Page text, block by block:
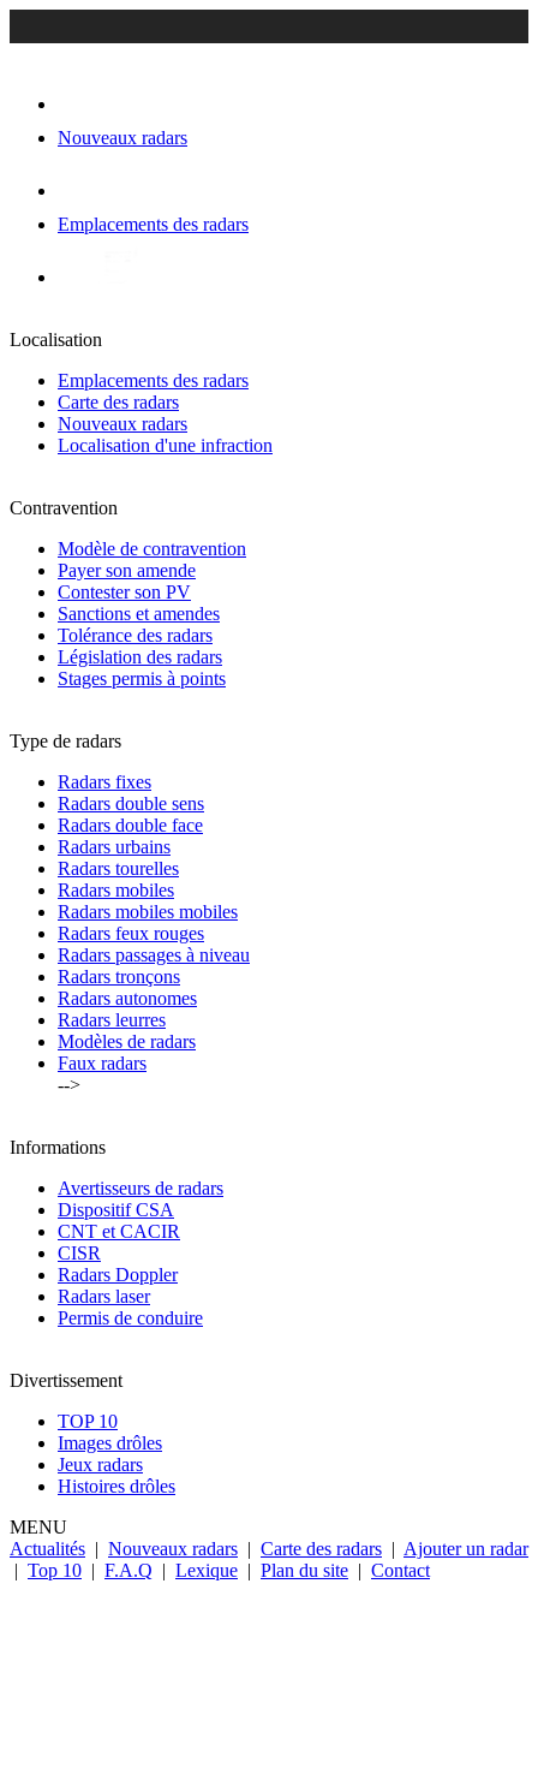
Nouveaux radars
Emplacements des radars
Localisation
Emplacements des radars
Carte des radars
Nouveaux radars
Localisation d'une infraction
Contravention
Modèle de contravention
Payer son amende
Contester son PV
Sanctions et amendes
Tolérance des radars
Législation des radars
Stages permis à points
Type de radars
Radars fixes
Radars double sens
Radars double face
Radars urbains
Radars tourelles
Radars mobiles
Radars mobiles mobiles
Radars feux rouges
Radars passages à niveau
Radars tronçons
Radars autonomes
Radars leurres
Modèles de radars
Faux radars
-->
Informations
Avertisseurs de radars
Dispositif CSA
CNT et CACIR
CISR
Radars Doppler
Radars laser
Permis de conduire
Divertissement
TOP 10
Images drôles
Jeux radars
Histoires drôles
MENU
Actualités | Nouveaux radars | Carte des radars | Ajouter un radar
| Top 10 | F.A.Q | Lexique | Plan du site | Contact